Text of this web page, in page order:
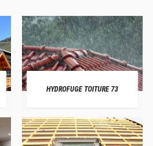
HYDROFUGE TOITURE 73